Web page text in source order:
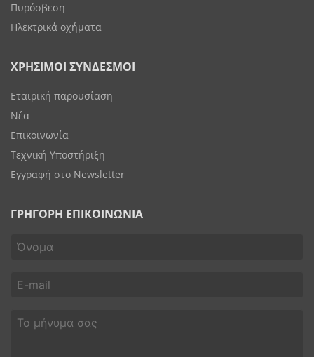
Πυρόσβεση
Ηλεκτρικά οχήματα
ΧΡΗΣΙΜΟΙ ΣΥΝΔΕΣΜΟΙ
Εταιρική παρουσίαση
Νέα
Επικοινωνία
Τεχνική Υποστήριξη
Εγγραφή στο Newsletter
ΓΡΗΓΟΡΗ ΕΠΙΚΟΙΝΩΝΙΑ